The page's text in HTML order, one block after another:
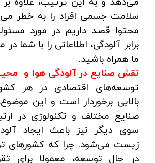
سلامت جسمی افراد را به خطر
محتوا قصد داریم در مورد
برابر آلودگی، اطلاعاتی را با شما در
ما همراه باشید.
نقش صنایع در آلودگی هوا و
توسعه‌های اقتصادی در هر
بالایی برخوردار است و این
صنایع مختلف و تکنولوژی در
سوی دیگر نیز باعث ایجاد
زیست می‌شود. چرا که کشورهای
در حال توسعه، معمولا برای